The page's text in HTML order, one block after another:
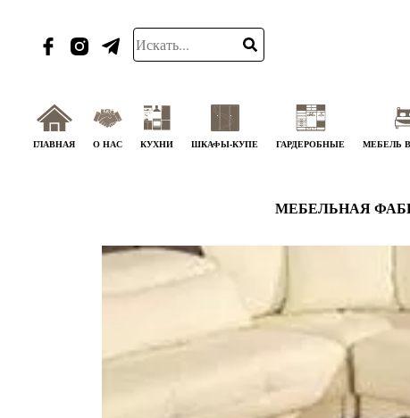
ГЛАВНАЯ О НАС КУХНИ ШКАФЫ-КУПЕ ГАРДЕРОБНЫЕ МЕБЕЛЬ
МЕБЕЛЬНАЯ